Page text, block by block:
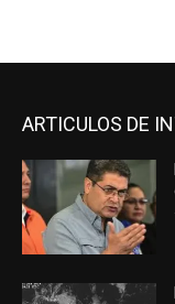
ARTICULOS DE